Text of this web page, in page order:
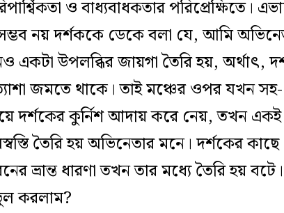
ও বাধ্যবাধকতার পরিপ্রেক্ষিতে।
নয় দর্শককে ডেকে বলা যে, আমি
উপলব্ধির জায়গা তৈরি হয়, অর্থাৎ,
জমতে থাকে। তাই মঞ্চের ওপর যখন সহ-
দর্শকের কুর্নিশ আদায় করে নেয়, তখন একই
তৈরি হয় অভিনেতার মনে। দর্শকের
ভ্রান্ত ধারণা তখন তার মধ্যে তৈরি হয় বটে।
করলাম?